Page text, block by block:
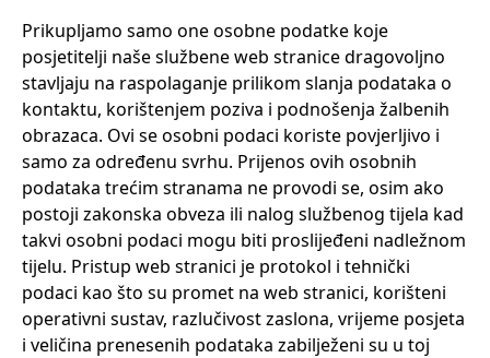
Prikupljamo samo one osobne podatke koje
posjetitelji naše službene web stranice dragovoljno
stavljaju na raspolaganje prilikom slanja podataka o
kontaktu, korištenjem poziva i podnošenja žalbenih
obrazaca. Ovi se osobni podaci koriste povjerljivo i
samo za određenu svrhu. Prijenos ovih osobnih
podataka trećim stranama ne provodi se, osim ako
postoji zakonska obveza ili nalog službenog tijela kad
takvi osobni podaci mogu biti proslijeđeni nadležnom
tijelu. Pristup web stranici je protokol i tehnički
podaci kao što su promet na web stranici, korišteni
operativni sustav, razlučivost zaslona, vrijeme posjeta
i veličina prenesenih podataka zabilježeni su u toj